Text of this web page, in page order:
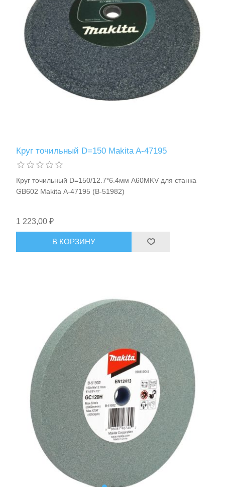
Измерительный инструмент
Для плиточных работ
Ручной инструмент
Круг точильный D=150 Makita A-47195
Круг точильный D=150/12.7*6.4мм A60MKV для станка
GB602 Makita A-47195 (B-51982)
1 223,00 ₽
В КОРЗИНУ